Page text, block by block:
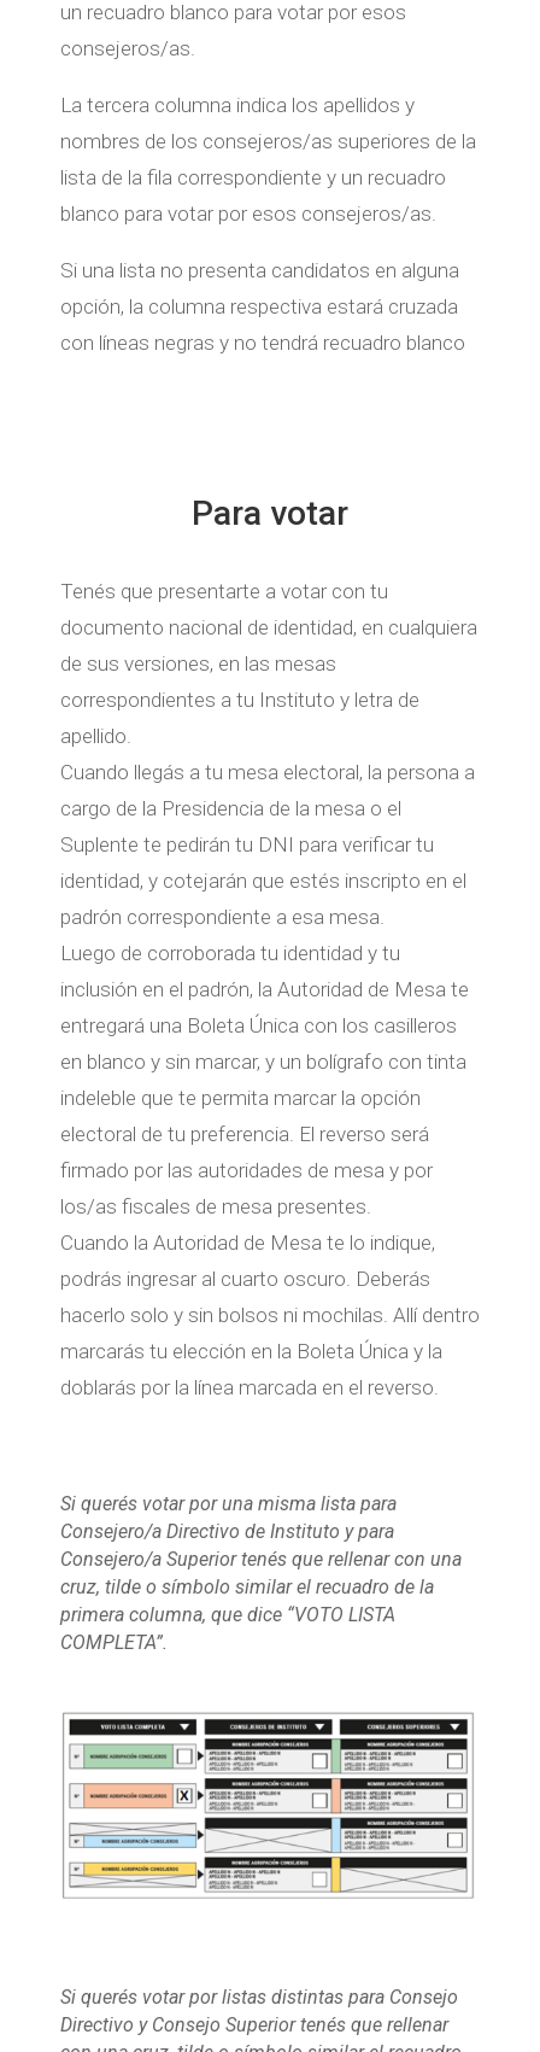
un recuadro blanco para votar por esos
consejeros/as.
La tercera columna indica los apellidos y
nombres de los consejeros/as superiores de la
lista de la fila correspondiente y un recuadro
blanco para votar por esos consejeros/as.
Si una lista no presenta candidatos en alguna
opción, la columna respectiva estará cruzada
con líneas negras y no tendrá recuadro blanco
Para votar
Tenés que presentarte a votar con tu
documento nacional de identidad, en cualquiera
de sus versiones, en las mesas
correspondientes a tu Instituto y letra de
apellido.
Cuando llegás a tu mesa electoral, la persona a
cargo de la Presidencia de la mesa o el
Suplente te pedirán tu DNI para verificar tu
identidad, y cotejarán que estés inscripto en el
padrón correspondiente a esa mesa.
Luego de corroborada tu identidad y tu
inclusión en el padrón, la Autoridad de Mesa te
entregará una Boleta Única con los casilleros
en blanco y sin marcar, y un bolígrafo con tinta
indeleble que te permita marcar la opción
electoral de tu preferencia. El reverso será
firmado por las autoridades de mesa y por
los/as fiscales de mesa presentes.
Cuando la Autoridad de Mesa te lo indique,
podrás ingresar al cuarto oscuro. Deberás
hacerlo solo y sin bolsos ni mochilas. Allí dentro
marcarás tu elección en la Boleta Única y la
doblarás por la línea marcada en el reverso.
Si querés votar por una misma lista para
Consejero/a Directivo de Instituto y para
Consejero/a Superior tenés que rellenar con una
cruz, tilde o símbolo similar el recuadro de la
primera columna, que dice “VOTO LISTA
COMPLETA”.
Si querés votar por listas distintas para Consejo
Directivo y Consejo Superior tenés que rellenar